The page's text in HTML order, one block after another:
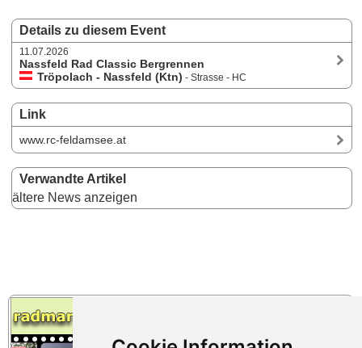
Details zu diesem Event
11.07.2026
Nassfeld Rad Classic Bergrennen
Tröpolach - Nassfeld (Ktn) - Strasse - HC
Link
www.rc-feldamsee.at
Verwandte Artikel
ältere News anzeigen